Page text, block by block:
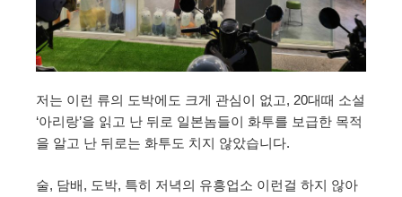
저는 이런 류의 도박에도 크게 관심이 없고, 20대때 소설
‘아리랑’을 읽고 난 뒤로 일본놈들이 화투를 보급한 목적
을 알고 난 뒤로는 화투도 치지 않았습니다.
술, 담배, 도박, 특히 저녁의 유흥업소 이런걸 하지 않아